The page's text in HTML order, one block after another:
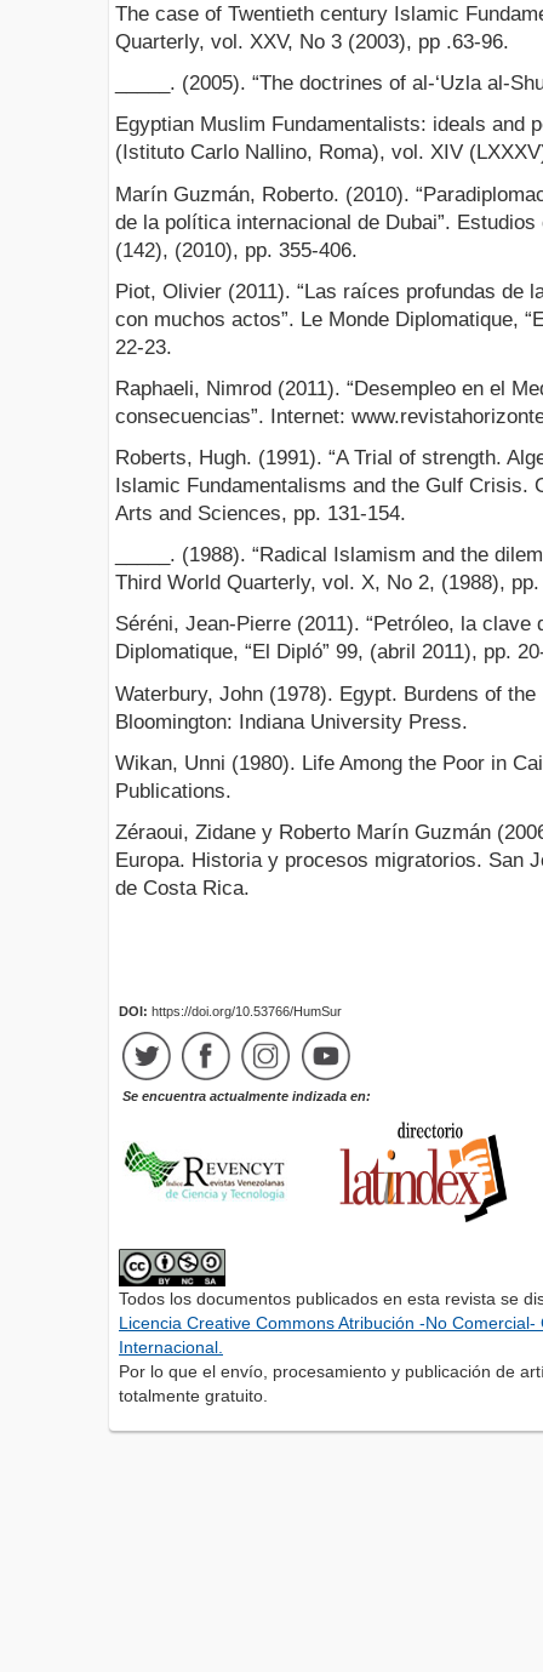
The case of Twentieth century Islamic
Quarterly, vol. XXV, No 3 (2003), pp .63-96.
_____. (2005). “The doctrines of al-‘Uzla al-
Egyptian Muslim Fundamentalists: ideals and
(Istituto Carlo Nallino, Roma), vol. XIV
Marín Guzmán, Roberto. (2010).
de la política internacional de Dubai”.
(142), (2010), pp. 355-406.
Piot, Olivier (2011). “Las raíces profundas de
con muchos actos”. Le Monde Diplomatique,
22-23.
Raphaeli, Nimrod (2011). “Desempleo en el
consecuencias”. Internet:
Roberts, Hugh. (1991). “A Trial of strength.
Islamic Fundamentalisms and the Gulf Crisis.
Arts and Sciences, pp. 131-154.
_____. (1988). “Radical Islamism and the
Third World Quarterly, vol. X, No 2, (1988),
Séréni, Jean-Pierre (2011). “Petróleo, la clave
Diplomatique, “El Dipló” 99, (abril 2011), pp.
Waterbury, John (1978). Egypt. Burdens of
Bloomington: Indiana University Press.
Wikan, Unni (1980). Life Among the Poor in
Publications.
Zéraoui, Zidane y Roberto Marín Guzmán
Europa. Historia y procesos migratorios. San
de Costa Rica.
DOI: https://doi.org/10.53766/HumSur
Se encuentra actualmente indizada en:
Todos los documentos publicados en esta revista se
Licencia Creative Commons Atribución -No
Internacional.
Por lo que el envío, procesamiento y publicación de
totalmente gratuito.